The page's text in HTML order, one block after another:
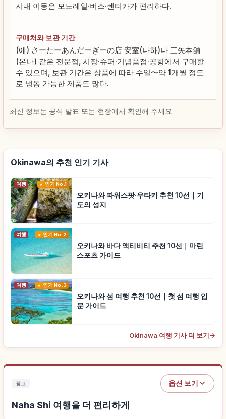
시내 이동은 모노레일·버스·렌터카가 편리하다.
구매처와 보관 기간
(예) さーたーあんだーぎーの店 安室(나하)나 三矢本舗
(온나) 같은 전문점, 시장·슈퍼·기념품점·공항에서 구매할
수 있으며, 보관 기간은 상품에 따라 수일〜약 1개월 정도
로 냉동 가능한 제품도 많다.
최신 정보는 공식 발표 또는 현장에서 확인해 주세요.
Okinawa의 추천 인기 기사
여행 인기 No.1
오키나와 파워스팟·우타키 추천 10선｜기
도의 성지
여행 인기 No.2
오키나와 바다 액티비티 추천 10선｜마린
스포츠 가이드
여행 인기 No.3
오키나와 섬 여행 추천 10선｜첫 섬 여행 입
문 가이드
Okinawa 여행 기사 더 보기 →
광고 옵션 보기
Naha Shi 여행을 더 편리하게